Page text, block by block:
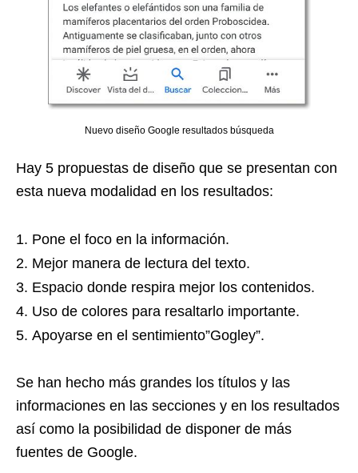
Nuevo diseño Google resultados búsqueda
Hay 5 propuestas de diseño que se presentan con
esta nueva modalidad en los resultados:
Pone el foco en la información.
Mejor manera de lectura del texto.
Espacio donde respira mejor los contenidos.
Uso de colores para resaltarlo importante.
Apoyarse en el sentimiento”Gogley”.
Se han hecho más grandes los títulos y las
informaciones en las secciones y en los resultados
así como la posibilidad de disponer de más
fuentes de Google.